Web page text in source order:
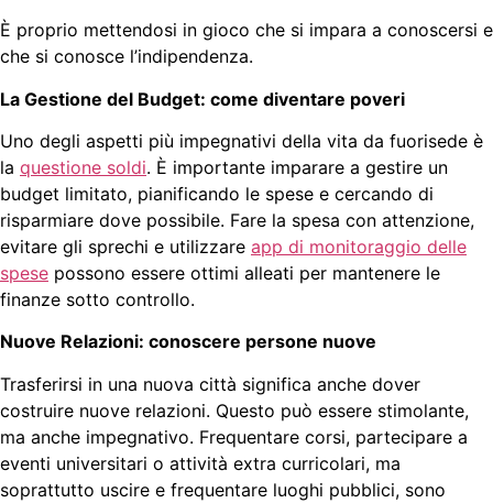
È proprio mettendosi in gioco che si impara a conoscersi e
che si conosce l’indipendenza.
La Gestione del Budget: come diventare poveri
Uno degli aspetti più impegnativi della vita da fuorisede è
la questione soldi. È importante imparare a gestire un
budget limitato, pianificando le spese e cercando di
risparmiare dove possibile. Fare la spesa con attenzione,
evitare gli sprechi e utilizzare app di monitoraggio delle
spese possono essere ottimi alleati per mantenere le
finanze sotto controllo.
Nuove Relazioni: conoscere persone nuove
Trasferirsi in una nuova città significa anche dover
costruire nuove relazioni. Questo può essere stimolante,
ma anche impegnativo. Frequentare corsi, partecipare a
eventi universitari o attività extra curricolari, ma
soprattutto uscire e frequentare luoghi pubblici, sono